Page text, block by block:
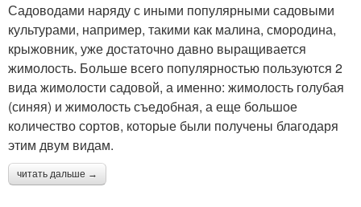
Садоводами наряду с иными популярными садовыми
культурами, например, такими как малина, смородина,
крыжовник, уже достаточно давно выращивается
жимолость. Больше всего популярностью пользуются 2
вида жимолости садовой, а именно: жимолость голубая
(синяя) и жимолость съедобная, а еще большое
количество сортов, которые были получены благодаря
этим двум видам.
читать дальше →